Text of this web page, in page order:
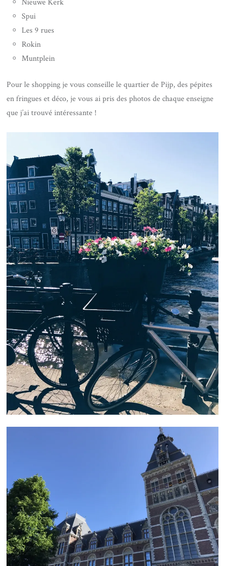
Nieuwe Kerk
Spui
Les 9 rues
Rokin
Muntplein
Pour le shopping je vous conseille le quartier de Pijp, des pépites
en fringues et déco, je vous ai pris des photos de chaque enseigne
que j’ai trouvé intéressante !